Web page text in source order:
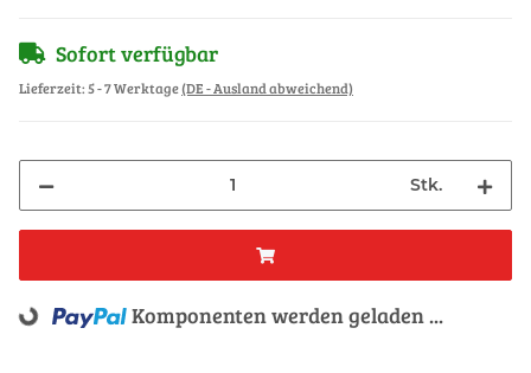
Sofort verfügbar
Lieferzeit:5 - 7 Werktage(DE - Ausland abweichend)
Stk.
Loading... Komponenten werden geladen ...